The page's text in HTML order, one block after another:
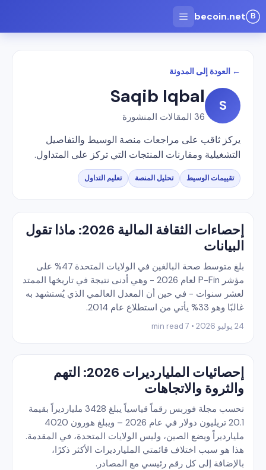
becoin.net
← العودة إلى المدونة
S
Saqib Iqbal
36 المقالات المنشورة
يركز ثاقب على مراجعات منصة الوسيط والتفاصيل
التشغيلية ومقارنات المنتجات التي تركز على المتداول.
تقييمات الوسيط تحليل المنصة تعليم التداول
إحصاءات الثقافة المالية 2026: ماذا تقول
البيانات
بلغ متوسط ​​صحة البالغين في الولايات المتحدة 47% على
مؤشر P-Fin لعام 2026 - وهي أدنى نتيجة في تاريخها الممتد
لعشر سنوات - في حين أن المعدل العالمي الذي يُستشهد به
غالبًا وهو 33% يأتي من استطلاع عام 2014.
24 يوليو 2026 • 7 min read
إحصائيات المليارديرات 2026: التهم
والثروة والاتجاهات
تحسب مجلة فوربس رقماً قياسياً يبلغ 3428 مليارديراً بقيمة
20.1 تريليون دولار في عام 2026 – ويبلغ هورون 4020
مليارديراً ويضع الصين، وليس الولايات المتحدة، في المقدمة.
هذا هو سبب اختلاف قائمتي المليارديرات الأكثر ذكرًا،
بالإضافة إلى كل رقم رئيسي مع المصادر.